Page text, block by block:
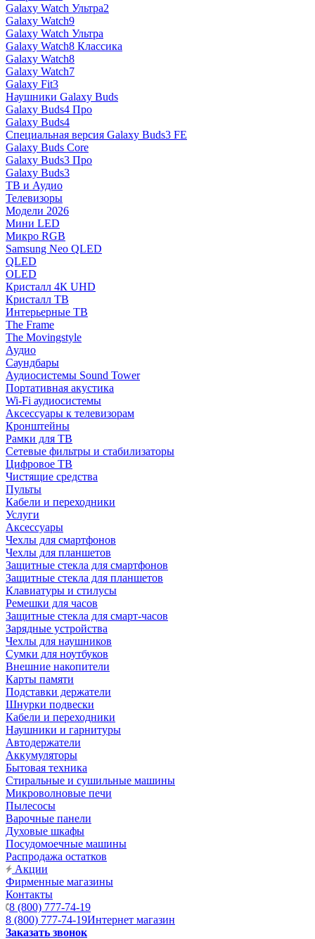
Galaxy Watch Ультра2
Galaxy Watch9
Galaxy Watch Ультра
Galaxy Watch8 Классика
Galaxy Watch8
Galaxy Watch7
Galaxy Fit3
Наушники Galaxy Buds
Galaxy Buds4 Про
Galaxy Buds4
Специальная версия Galaxy Buds3 FE
Galaxy Buds Core
Galaxy Buds3 Про
Galaxy Buds3
ТВ и Аудио
Телевизоры
Модели 2026
Мини LED
Микро RGB
Samsung Neo QLED
QLED
OLED
Кристалл 4К UHD
Кристалл ТВ
Интерьерные ТВ
The Frame
The Movingstyle
Аудио
Саундбары
Аудиосистемы Sound Tower
Портативная акустика
Wi-Fi аудиосистемы
Аксессуары к телевизорам
Кронштейны
Рамки для ТВ
Сетевые фильтры и стабилизаторы
Цифровое ТВ
Чистящие средства
Пульты
Кабели и переходники
Услуги
Аксессуары
Чехлы для смартфонов
Чехлы для планшетов
Защитные стекла для смартфонов
Защитные стекла для планшетов
Клавиатуры и стилусы
Ремешки для часов
Защитные стекла для смарт-часов
Зарядные устройства
Чехлы для наушников
Сумки для ноутбуков
Внешние накопители
Карты памяти
Подставки держатели
Шнурки подвески
Кабели и переходники
Наушники и гарнитуры
Автодержатели
Аккумуляторы
Бытовая техника
Стиральные и сушильные машины
Микроволновые печи
Пылесосы
Варочные панели
Духовые шкафы
Посудомоечные машины
Распродажа остатков
Акции
Фирменные магазины
Контакты
8 (800) 777-74-19
8 (800) 777-74-19Интернет магазин
Заказать звонок